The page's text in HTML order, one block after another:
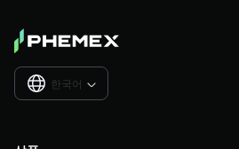
한국어 